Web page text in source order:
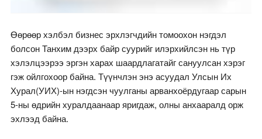
Өөрөөр хэлбэл бизнес эрхлэгчдийн томоохон нэгдэл
болсон Танхим дээрх байр суурийг илэрхийлсэн нь түр
хэлэлцээрээ эргэн харах шаардлагатайг сануулсан хэрэг
гэж ойлгохоор байна. Түүнчлэн энэ асуудал Улсын Их
Хурал(УИХ)-ын нэгдсэн чуулганы арванхоёрдугаар сарын
5-ны өдрийн хуралдаанаар яригдаж, олны анхааралд орж
эхлээд байна.